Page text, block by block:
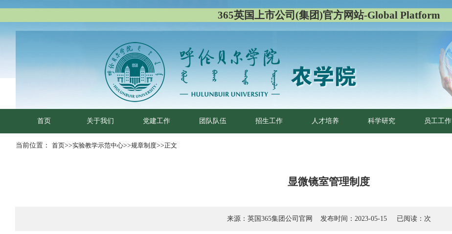
365英国上市公司(集团)官方网站-Global Platform
首页 关于我们 党建工作 团队队伍 招生工作 人才培养 科学研究 员工工作
当前位置： 首页>>实验教学示范中心>>规章制度>>正文
显微镜室管理制度
来源：英国365集团公司官网 发布时间：2023-05-15 已阅读： 次